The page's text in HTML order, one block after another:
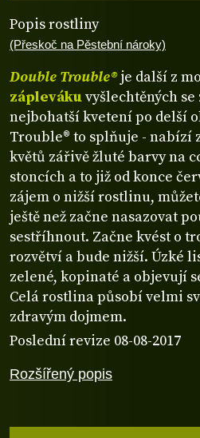
Rozšířený popis
Popis rostliny
(Přeskoč na Pěstební nároky)
Double Trouble®je další z
záplevákuvyšlechtěných
nejbohatší kvetení po delší
Trouble® to splňuje - nabízí
květů zářivě žluté barvy na
stoncích a to již od konce
zájem o nižší rostlinu,
ještě než začne nasazovat
sestříhnout. Začne kvést o
rozvětví a bude nižší. Úzké
zelené, kopinaté a objevují
Celá rostlina působí velmi
zdravým dojmem.
Poslední revize 08-08-2017